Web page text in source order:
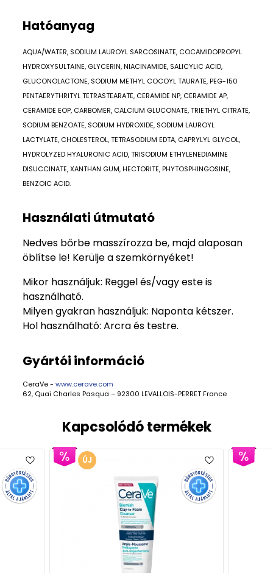
Hatóanyag
AQUA/WATER, SODIUM LAUROYL SARCOSINATE, COCAMIDOPROPYL
HYDROXYSULTAINE, GLYCERIN, NIACINAMIDE, SALICYLIC ACID,
GLUCONOLACTONE, SODIUM METHYL COCOYL TAURATE, PEG-150
PENTAERYTHRITYL TETRASTEARATE, CERAMIDE NP, CERAMIDE AP,
CERAMIDE EOP, CARBOMER, CALCIUM GLUCONATE, TRIETHYL CITRATE,
SODIUM BENZOATE, SODIUM HYDROXIDE, SODIUM LAUROYL
LACTYLATE, CHOLESTEROL, TETRASODIUM EDTA, CAPRYLYL GLYCOL,
HYDROLYZED HYALURONIC ACID, TRISODIUM ETHYLENEDIAMINE
DISUCCINATE, XANTHAN GUM, HECTORITE, PHYTOSPHINGOSINE,
BENZOIC ACID.
Használati útmutató
Nedves bőrbe masszírozza be, majd alaposan
öblítse le! Kerülje a szemkörnyéket!
Mikor használjuk: Reggel és/vagy este is
használható.
Milyen gyakran használjuk: Naponta kétszer.
Hol használható: Arcra és testre.
Gyártói információ
CeraVe - www.cerave.com
62, Quai Charles Pasqua – 92300 LEVALLOIS-PERRET France
Kapcsolódó termékek